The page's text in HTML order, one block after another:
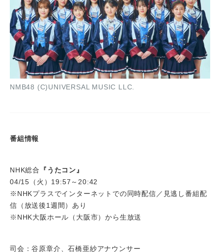
NMB48 (C)UNIVERSAL MUSIC LLC.
番組情報
NHK総合
『うたコン』
04/15（火）19:57～20:42
※NHKプラスでインターネットでの同時配信／見逃し番組配
信（放送後1週間）あり
※NHK大阪ホール（大阪市）から生放送
司会：谷原章介、石橋亜紗アナウンサー